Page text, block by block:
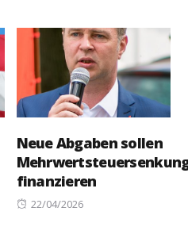
Neue Abgaben sollen
finanzieren
Posted
22/04/2026